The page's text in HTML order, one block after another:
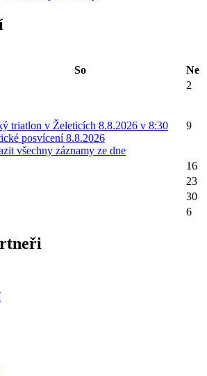
So
Ne
2
triatlon v Želeticích 8.8.2026 v 8:30
posvícení 8.8.2026
všechny záznamy ze dne
9
16
23
30
6